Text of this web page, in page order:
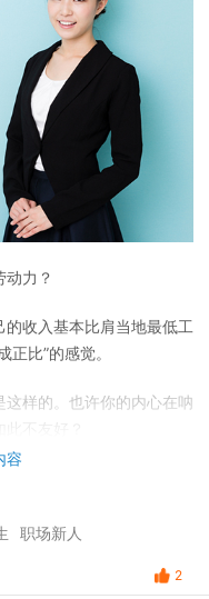
力？
收入基本比肩当地最低工
比”的感觉。
样的。也许你的内心在呐
种各样的杂事，比如贴发
容
职场新人
2